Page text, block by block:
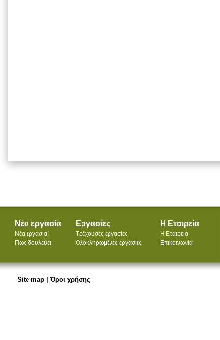
Νέα εργασία
Νέα εργασία!
Πως δουλεύει
Εργασίες
Τρέχουσες εργασίες
Ολοκληρωμένες εργασίες
Η Εταιρεία
Η Εταιρεία
Επικοινωνία
Site map |Όροι χρήσης